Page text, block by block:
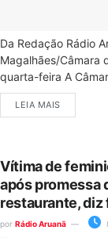
Da Redação Rádio
Magalhães/Câmara
quarta-feira A
LEIA MAIS
Vítima de
após promessa
restaurante, diz
por Rádio Aruanã